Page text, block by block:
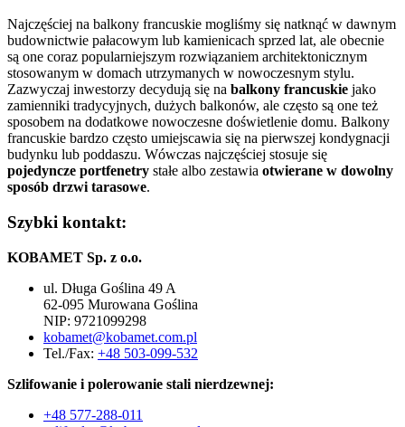
Najczęściej na balkony francuskie mogliśmy się natknąć w dawnym
budownictwie pałacowym lub kamienicach sprzed lat, ale obecnie
są one coraz popularniejszym rozwiązaniem architektonicznym
stosowanym w domach utrzymanych w nowoczesnym stylu.
Zazwyczaj inwestorzy decydują się na balkony francuskie jako
zamienniki tradycyjnych, dużych balkonów, ale często są one też
sposobem na dodatkowe nowoczesne doświetlenie domu. Balkony
francuskie bardzo często umiejscawia się na pierwszej kondygnacji
budynku lub poddaszu. Wówczas najczęściej stosuje się
pojedyncze portfenetry stałe albo zestawia otwierane w dowolny
sposób drzwi tarasowe.
Szybki kontakt:
KOBAMET Sp. z o.o.
ul. Długa Goślina 49 A
62-095 Murowana Goślina
NIP: 9721099298
kobamet@kobamet.com.pl
Tel./Fax: +48 503-099-532
Szlifowanie i polerowanie stali nierdzewnej:
+48 577-288-011